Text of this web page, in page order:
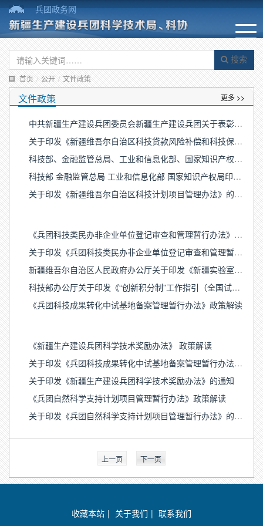
兵团政务网
搜索
首页 / 公开 / 文件政策
文件政策 更多 >>
中共新疆生产建设兵团委员会新疆生产建设兵团关于表彰第十一批省市援疆先进集体和先进个人的决定
关于印发《新疆维吾尔自治区科技贷款风险补偿和科技保险保费补助资金管理办法》的通知
科技部、金融监管总局、工业和信息化部、国家知识产权局 《关于加快推动科技保险高质量发展 有力支撑高水平科技自立自强的若干意见》政策问答
科技部 金融监管总局 工业和信息化部 国家知识产权局印发《关于加快推动科技保险高质量发展 有力支撑高水平科技自立自强的若干意见》的通知
关于印发《新疆维吾尔自治区科技计划项目管理办法》的通知
《兵团科技类民办非企业单位登记审查和管理暂行办法》政策解读
关于印发《兵团科技类民办非企业单位登记审查和管理暂行办法》的通知
新疆维吾尔自治区人民政府办公厅关于印发《新疆实验室建设工作指引》的通知
科技部办公厅关于印发《“创新积分制”工作指引（全国试行版）》的通知
《兵团科技成果转化中试基地备案管理暂行办法》政策解读
《新疆生产建设兵团科学技术奖励办法》 政策解读
关于印发《兵团科技成果转化中试基地备案管理暂行办法》的通知
关于印发《新疆生产建设兵团科学技术奖励办法》的通知
《兵团自然科学支持计划项目管理暂行办法》政策解读
关于印发《兵团自然科学支持计划项目管理暂行办法》的通知
上一页 下一页
收藏本站 | 关于我们 | 联系我们